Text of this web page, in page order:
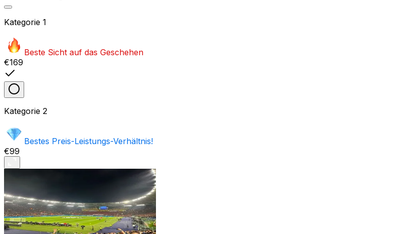
Kategorie 1
Beste Sicht auf das Geschehen
€169
Kategorie 2
Bestes Preis-Leistungs-Verhältnis!
€99